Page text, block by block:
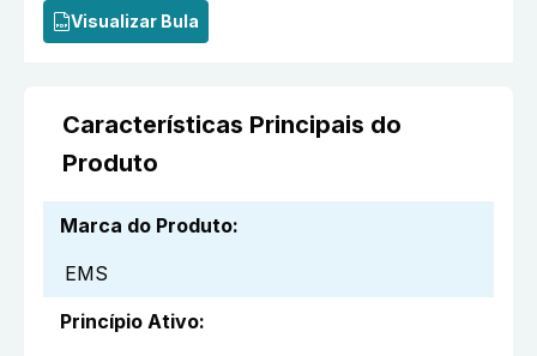
Visualizar Bula
Características Principais do
Produto
Marca do Produto:
EMS
Princípio Ativo: